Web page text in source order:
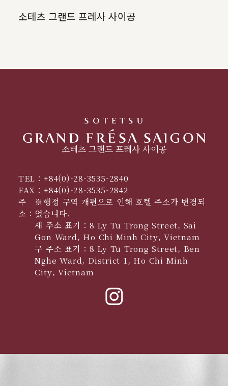
소테츠 그랜드 프레사 사이공
소테츠 그랜드 프레사 사이공
TEL： +84(0)-28-3535-2840
FAX： +84(0)-28-3535-2842
주
소：
※행정 구역 개편으로 인해 호텔 주소가 변경되
었습니다.
새 주소 표기：8 Ly Tu Trong Street, Sai
Gon Ward, Ho Chi Minh City, Vietnam
구 주소 표기：8 Ly Tu Trong Street, Ben
Nghe Ward, District 1, Ho Chi Minh
City, Vietnam